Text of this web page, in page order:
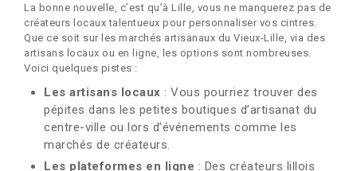
La bonne nouvelle, c’est qu’à Lille, vous ne manquerez pas de
créateurs locaux talentueux pour personnaliser vos cintres.
Que ce soit sur les marchés artisanaux du Vieux-Lille, via des
artisans locaux ou en ligne, les options sont nombreuses.
Voici quelques pistes :
Les artisans locaux : Vous pourriez trouver des
pépites dans les petites boutiques d’artisanat du
centre-ville ou lors d’événements comme les
marchés de créateurs.
Les plateformes en ligne : Des créateurs lillois